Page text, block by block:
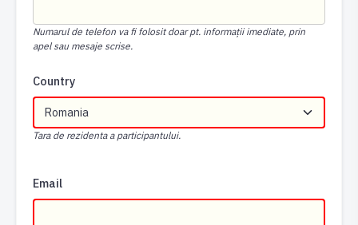
Numarul de telefon va fi folosit doar pt. informații imediate, prin
apel sau mesaje scrise.
Country
Tara de rezidenta a participantului.
Email